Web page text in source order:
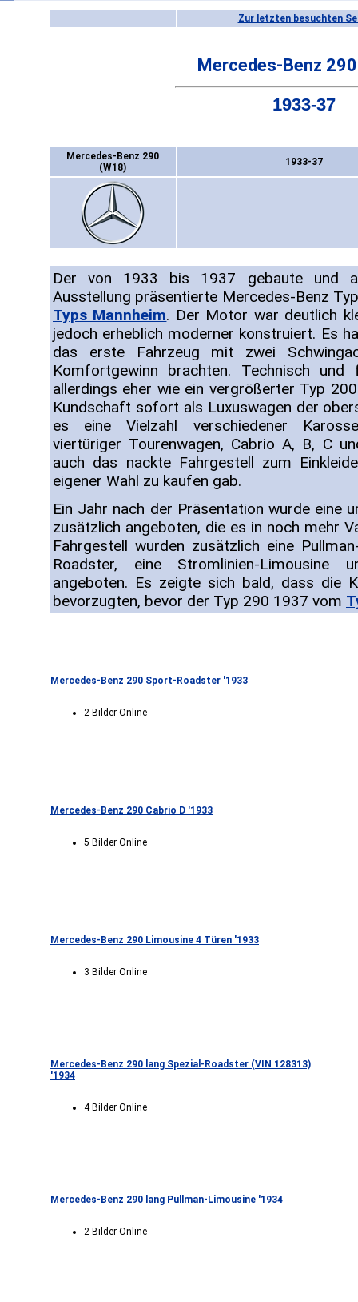
Zur letzten besuchten
Mercedes-Benz
1933-37
Mercedes-Benz 290
(W18)
1933-37
Der von 1933 bis 1937 gebaute und
Ausstellung präsentierte Mercedes-Benz
Typs Mannheim. Der Motor war deutlich
jedoch erheblich moderner konstruiert. Es
das erste Fahrzeug mit zwei
Komfortgewinn brachten. Technisch
allerdings eher wie ein vergrößerter Typ
Kundschaft sofort als Luxuswagen der
es eine Vielzahl verschiedener
viertüriger Tourenwagen, Cabrio A, B, C
auch das nackte Fahrgestell zum
eigener Wahl zu kaufen gab.
Ein Jahr nach der Präsentation wurde eine
zusätzlich angeboten, die es in noch mehr
Fahrgestell wurden zusätzlich eine
Roadster, eine Stromlinien-Limousine
angeboten. Es zeigte sich bald, dass die
bevorzugten, bevor der Typ 290 1937 vom
Mercedes-Benz 290 Sport-Roadster '1933
2 Bilder Online
Mercedes-Benz 290 Cabrio D '1933
5 Bilder Online
Mercedes-Benz 290 Limousine 4 Türen '1933
3 Bilder Online
Mercedes-Benz 290 lang Spezial-Roadster (VIN 128313)
'1934
4 Bilder Online
Mercedes-Benz 290 lang Pullman-Limousine '1934
2 Bilder Online